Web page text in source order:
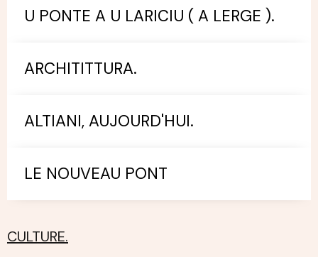
U PONTE A U LARICIU ( A LERGE ).
ARCHITITTURA.
ALTIANI, AUJOURD'HUI.
LE NOUVEAU PONT
CULTURE.